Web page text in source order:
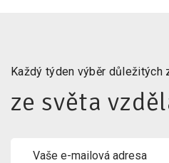
Každý týden výběr důležitých
ze světa